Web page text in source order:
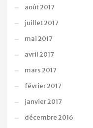
août 2017
juillet 2017
mai 2017
avril 2017
mars 2017
février 2017
janvier 2017
décembre 2016